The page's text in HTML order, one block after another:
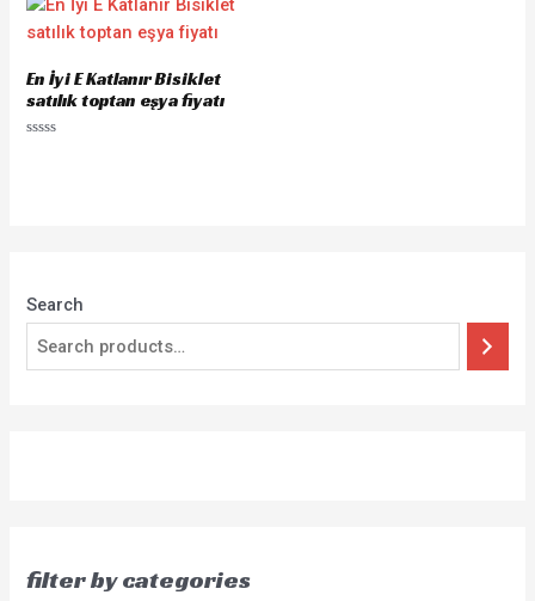
Search
filter by categories
En İyi E Katlanır Bisiklet
satılık toptan eşya fiyatı